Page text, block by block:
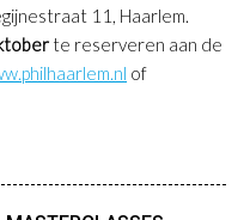
11, Haarlem.
te reserveren aan de
of